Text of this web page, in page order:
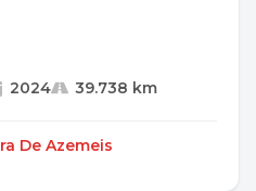
2024
39.738 km
De Azemeis